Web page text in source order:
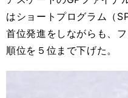
はショートプログラム（
首位発進をしながらも、
順位を５位まで下げた。